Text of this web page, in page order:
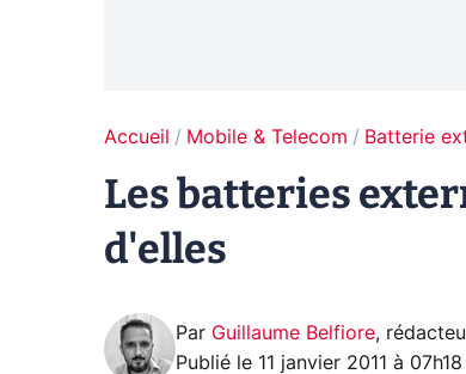
Accueil Mobile & Telecom Batterie
Les batteries
d'elles
Par Guillaume Belfiore,
Publié le 11 janvier 2011 à 07h18